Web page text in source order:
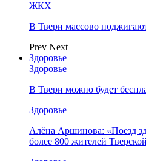
ЖКХ
В Твери массово
Prev Next
Здоровье
Здоровье
В Твери можно будет
Здоровье
Алёна Аршинова: «Поезд
более 800 жителей